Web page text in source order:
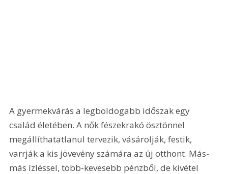
A gyermekvárás a legboldogabb időszak egy
család életében. A nők fészekrakó ösztönnel
megállíthatatlanul tervezik, vásárolják, festik,
varrják a kis jövevény számára az új otthont. Más-
más ízléssel, több-kevesebb pénzből, de kivétel